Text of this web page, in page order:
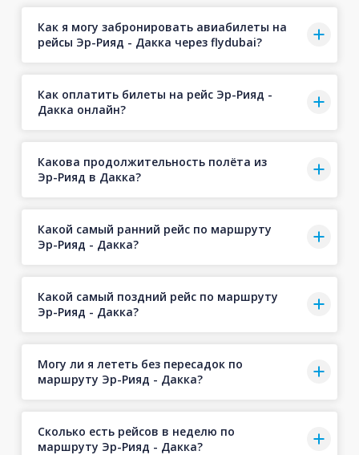
Как я могу забронировать авиабилеты на
рейсы Эр-Рияд - Дакка через flydubai?
Как оплатить билеты на рейс Эр-Рияд -
Дакка онлайн?
Какова продолжительность полёта из
Эр-Рияд в Дакка?
Какой самый ранний рейс по маршруту
Эр-Рияд - Дакка?
Какой самый поздний рейс по маршруту
Эр-Рияд - Дакка?
Могу ли я лететь без пересадок по
маршруту Эр-Рияд - Дакка?
Сколько есть рейсов в неделю по
маршруту Эр-Рияд - Дакка?